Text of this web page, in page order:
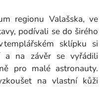
regionu Valašska, ve
podívali se do širého
sklípku si
a na závěr se vyřádili
pro malé astronauty.
na vlastní kůži